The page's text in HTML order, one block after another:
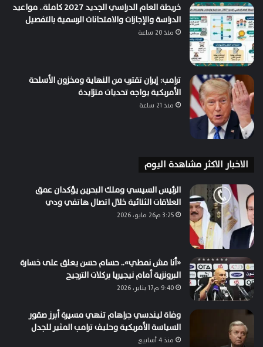
خريطة العام الدراسي الجديد 2027 كاملة.. مواعيد
الدراسة والإجازات والامتحانات الرسمية بالتفصيل
منذ 20 ساعة
ترامب: إيران تقترب من النهاية ومخزون الأسلحة
الأمريكية يواجه تحديات متزايدة
منذ 21 ساعة
الاخبار الاكثر مشاهدة اليوم
الرئيس السيسي وملك البحرين يؤكدان عمق
العلاقات الثنائية خلال اتصال هاتفي ودي
3:25 م26 مايو، 2026
«أنا مش نمطي».. حسام حسن يعلق على خسارة
البرونزية أمام نيجيريا بركلات الترجيح
9:40 م17 يناير، 2026
وفاة ليندسي جراهام تنهي مسيرة أبرز صقور
السياسة الأمريكية وحليف ترامب المثير للجدل
منذ 4 أسابيع